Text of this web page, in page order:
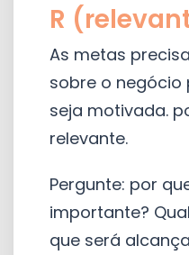
R
As metas
sobre o negócio
seja motivada.
relevante.
Pergunte: por
importante?
que será